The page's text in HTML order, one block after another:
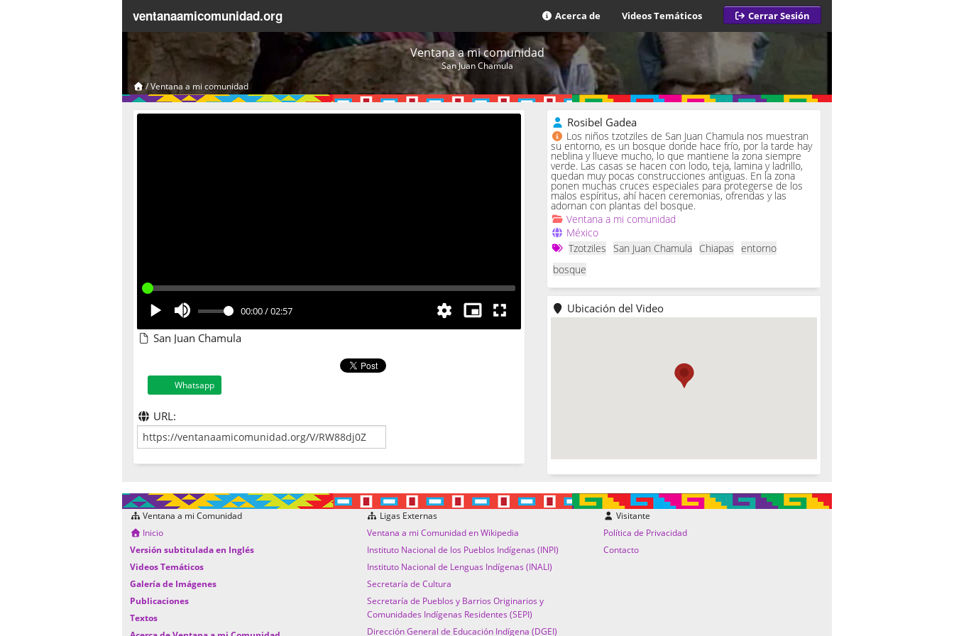
ventanaamicomunidad.org Acerca de Videos Temáticos Cerrar Sesión
Ventana a mi comunidad
San Juan Chamula
/Ventana a mi comunidad
00:00/02:57
San Juan Chamula
Whatsapp
URL:
Rosibel Gadea
Los niños tzotziles de San Juan Chamula nos muestran
su entorno, es un bosque donde hace frío, por la tarde hay
neblina y llueve mucho, lo que mantiene la zona siempre
verde. Las casas se hacen con lodo, teja, lamina y ladrillo,
quedan muy pocas construcciones antiguas. En la zona
ponen muchas cruces especiales para protegerse de los
malos espíritus, ahí hacen ceremonias, ofrendas y las
adornan con plantas del bosque.
Ventana a mi comunidad
México
Tzotziles San Juan Chamula Chiapas entorno
bosque
Ubicación del Video
Ventana a mi Comunidad
Inicio
Versión subtitulada en Inglés
Videos Temáticos
Galería de Imágenes
Publicaciones
Textos
Ligas Externas
Ventana a mi Comunidad en Wikipedia
Instituto Nacional de los Pueblos Indígenas (INPI)
Instituto Nacional de Lenguas Indígenas (INALI)
Secretaría de Cultura
Secretaría de Pueblos y Barrios Originarios y
Comunidades Indígenas Residentes (SEPI)
Dirección General de Educación Indígena (DGEI)
Visitante
Política de Privacidad
Contacto